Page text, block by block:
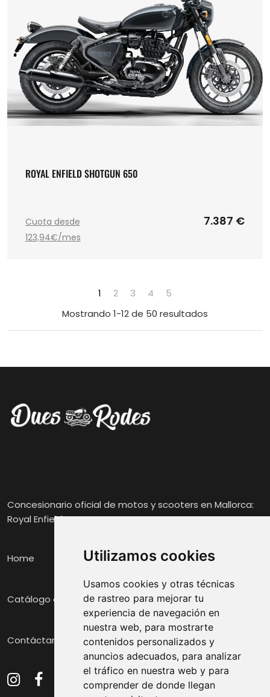
Utilizamos cookies
Usamos cookies y otras técnicas
de rastreo para mejorar tu
experiencia de navegación en
nuestra web, para mostrarte
contenidos personalizados y
anuncios adecuados, para analizar
el tráfico en nuestra web y para
comprender de donde llegan
ROYAL ENFIELD SHOTGUN 650
Cuota desde
123,94€/mes
7.387 €
1 2 3 4
5
Mostrando 1-12 de 50 resultados
Concesionario oficial de motos y scooters en Mallorca:
Royal Enfield, Voge y Zontes.
Home
Catálogo de Motos
Contáctanos